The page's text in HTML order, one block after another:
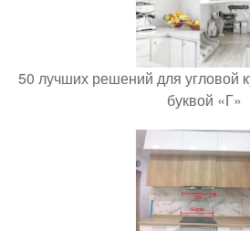
50 лучших решений для угловой
буквой «Г»